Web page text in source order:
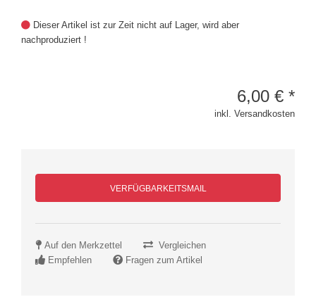
Dieser Artikel ist zur Zeit nicht auf Lager, wird aber
nachproduziert !
6,00 € *
inkl. Versandkosten
VERFÜGBARKEITSMAIL
Auf den Merkzettel
Vergleichen
Empfehlen
Fragen zum Artikel